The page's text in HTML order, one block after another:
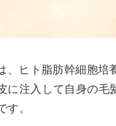
、ヒト脂肪幹細胞培
に注入して自身の毛
す。